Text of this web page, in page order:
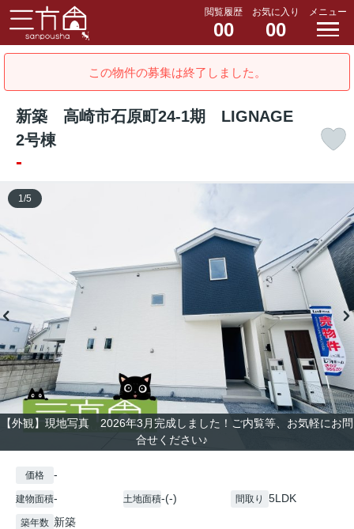
閲覧履歴
00
お気に入り
00
メニュー
この物件の募集は終了しました。
新築 高崎市石原町24-1期 LIGNAGE
2号棟
-
【外観】現地写真 2026年3月完成しました！ご内覧等、お気軽にお問
合せください♪
1/5
価格 -
建物面積- 土地面積-(-) 間取り 5LDK
築年数 新築